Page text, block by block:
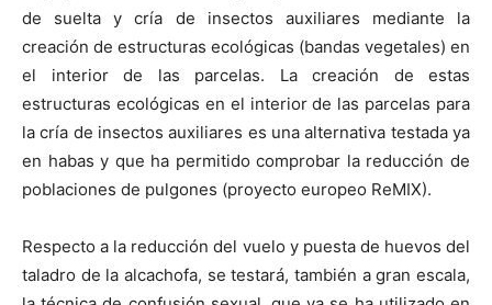
de suelta y cría de insectos auxiliares mediante la
creación de estructuras ecológicas (bandas vegetales) en
el interior de las parcelas. La creación de estas
estructuras ecológicas en el interior de las parcelas para
la cría de insectos auxiliares es una alternativa testada ya
en habas y que ha permitido comprobar la reducción de
poblaciones de pulgones (proyecto europeo ReMIX).
Respecto a la reducción del vuelo y puesta de huevos del
taladro de la alcachofa, se testará, también a gran escala,